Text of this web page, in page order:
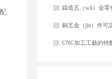
鑄造五（wǔ）金
銅五金（jīn）件可
CNC加工工藝的特